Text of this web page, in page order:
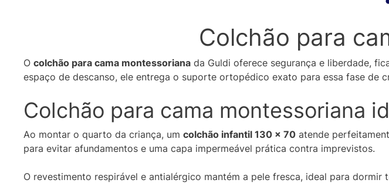
Colchão para
O colchão para cama montessoriana da Guldi oferece segurança e liberdade,
espaço de descanso, ele entrega o suporte ortopédico exato para essa fase de
Colchão para cama montessoriana
Ao montar o quarto da criança, um colchão infantil 130 x 70 atende
para evitar afundamentos e uma capa impermeável prática contra imprevistos.
O revestimento respirável e antialérgico mantém a pele fresca, ideal para